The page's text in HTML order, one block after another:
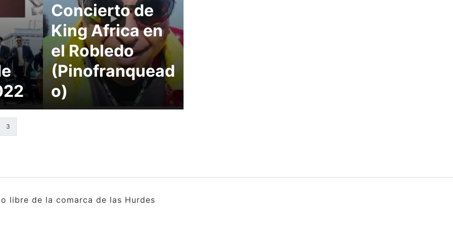
Concierto de
King Africa en
el Robledo
(Pinofranquead
o)
3
libre de la comarca de las Hurdes